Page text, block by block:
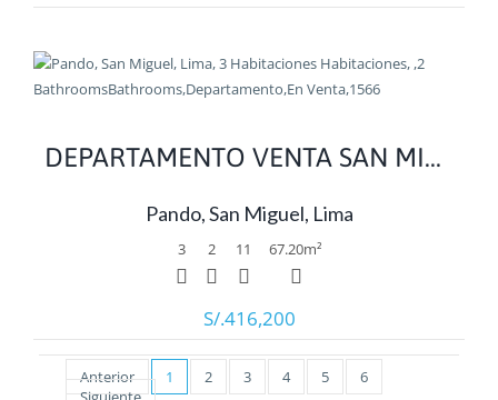
Ver
DEPARTAMENTO VENTA SAN MIGUEL, ESTRENO, 3 DORMITORIOS
Pando, San Miguel, Lima
3 2 11 67.20m²
S/.416,200
Anterior 1 2 3 4 5
6